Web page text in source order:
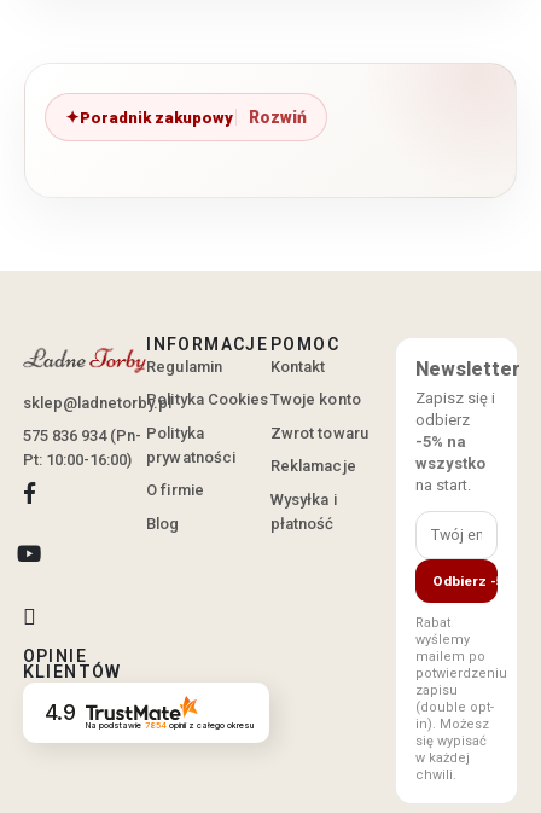
Poradnik zakupowy
sklep@ladnetorby.pl
575 836 934 (Pn-
Pt: 10:00-16:00)
OPINIE
KLIENTÓW
4.9 Na podstawie 7854opinii z całego okresu
INFORMACJE
Regulamin
Polityka Cookies
Polityka
prywatności
O firmie
Blog
POMOC
Kontakt
Twoje konto
Zwrot towaru
Reklamacje
Wysyłka i
płatność
Newsletter
Zapisz się i
odbierz
-5% na
wszystko
na start.
Odbierz -5%
Rabat
wyślemy
mailem po
potwierdzeniu
zapisu
(double opt-
in). Możesz
się wypisać
w każdej
chwili.